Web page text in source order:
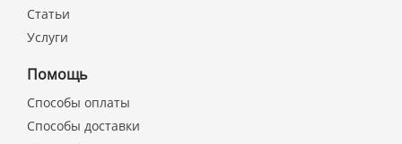
Статьи
Услуги
Помощь
Способы оплаты
Способы доставки